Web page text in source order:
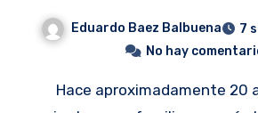
Eduardo Baez Balbuena
7
No hay
Hace aproximadamente 20 años cuando